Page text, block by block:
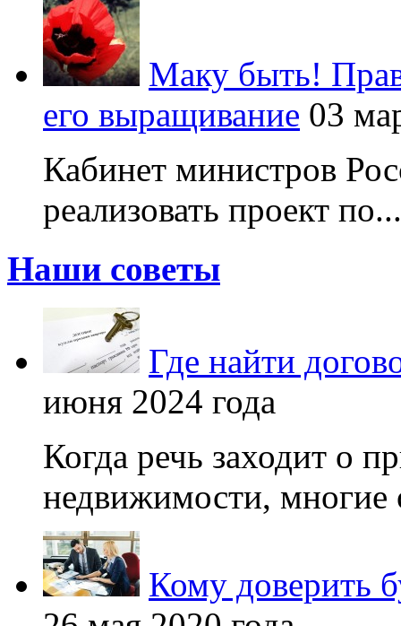
Маку быть!
его выращивание 03
Кабинет министров
реализовать проект по...
Наши советы
Где найти
июня 2024 года
Когда речь заходит о
недвижимости,
Кому доверить